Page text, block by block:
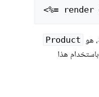
<
هو Product
هذا